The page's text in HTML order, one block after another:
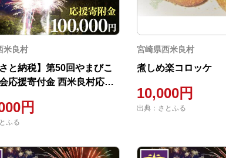
米良村
さと納税】第50回やまびこ
応援寄付金 西米良村応援
円
ふる
宮崎県西米良村
煮しめ楽コロッケ
10,000円
出典：さとふる